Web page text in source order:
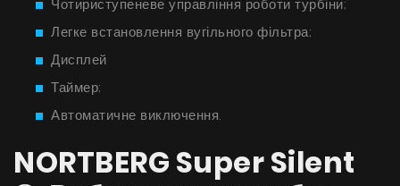
Чотириступеневе управління роботи турбіни;
Легке встановлення вугільного фільтра;
Дисплей
Таймер;
Автоматичне виключення.
NORTBERG Super Silent